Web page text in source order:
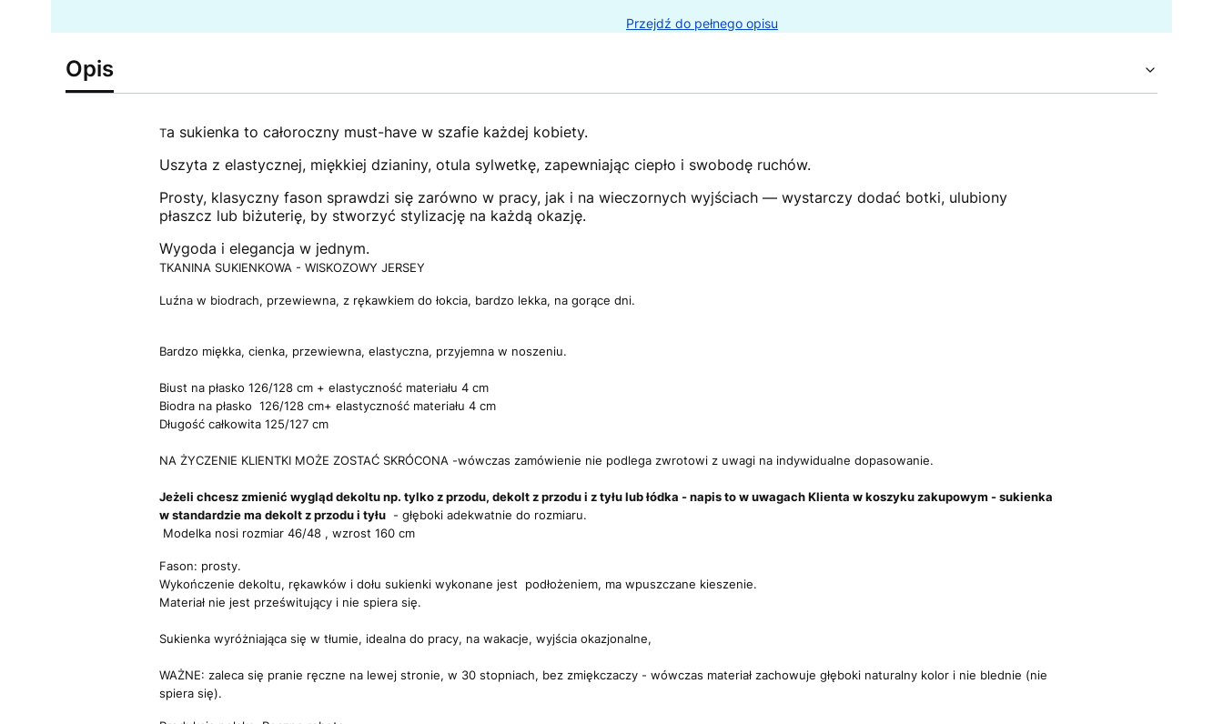
Przejdź do pełnego opisu
Opis
Ta sukienka to całoroczny must-have w szafie każdej kobiety.
Uszyta z elastycznej, miękkiej dzianiny, otula sylwetkę, zapewniając ciepło i swobodę ruchów.
Prosty, klasyczny fason sprawdzi się zarówno w pracy, jak i na wieczornych wyjściach — wystarczy dodać botki, ulubiony
płaszcz lub biżuterię, by stworzyć stylizację na każdą okazję.
Wygoda i elegancja w jednym.
TKANINA SUKIENKOWA - WISKOZOWY JERSEY
Luźna w biodrach, przewiewna, z rękawkiem do łokcia, bardzo lekka, na gorące dni.
Bardzo miękka, cienka, przewiewna, elastyczna, przyjemna w noszeniu.
Biust na płasko 126/128 cm + elastyczność materiału 4 cm
Biodra na płasko 126/128 cm+ elastyczność materiału 4 cm
Długość całkowita 125/127 cm
NA ŻYCZENIE KLIENTKI MOŻE ZOSTAĆ SKRÓCONA -wówczas zamówienie nie podlega zwrotowi z uwagi na indywidualne dopasowanie.
Jeżeli chcesz zmienić wygląd dekoltu np. tylko z przodu, dekolt z przodu i z tyłu lub łódka - napis to w uwagach Klienta w koszyku zakupowym - sukienka
w standardzie ma dekolt z przodu i tyłu- głęboki adekwatnie do rozmiaru.
Modelka nosi rozmiar 46/48 , wzrost 160 cm
Fason: prosty.
Wykończenie dekoltu, rękawków i dołu sukienki wykonane jest podłożeniem, ma wpuszczane kieszenie.
Materiał nie jest prześwitujący i nie spiera się.
Sukienka wyróżniająca się w tłumie, idealna do pracy, na wakacje, wyjścia okazjonalne,
WAŻNE: zaleca się pranie ręczne na lewej stronie, w 30 stopniach, bez zmiękczaczy - wówczas materiał zachowuje głęboki naturalny kolor i nie blednie (nie
spiera się).